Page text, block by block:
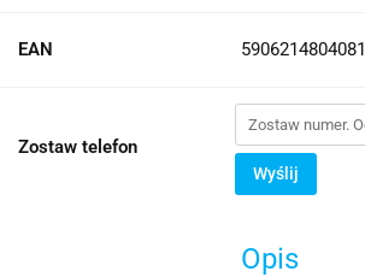
EAN 5906214804081
Zostaw telefon
Wyślij
Opis